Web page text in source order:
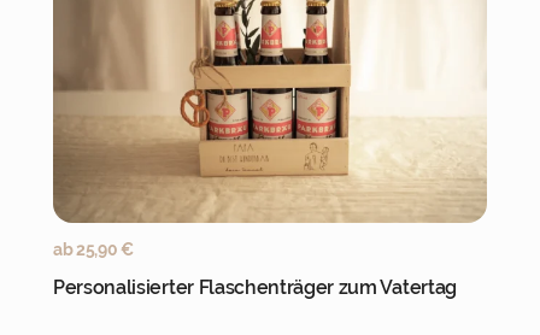
ab25,90€
Personalisierter Flaschenträger zum Vatertag